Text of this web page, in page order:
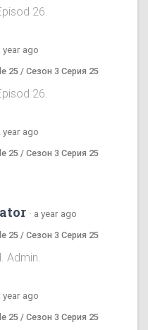
26.
year ago
25 / Сезон 3 Серия 25
26.
year ago
25 / Сезон 3 Серия 25
· a year ago
25 / Сезон 3 Серия 25
Admin.
year ago
25 / Сезон 3 Серия 25